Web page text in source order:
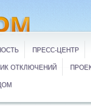
ПРЕСС-ЦЕНТР
ОТКЛЮЧЕНИЙ